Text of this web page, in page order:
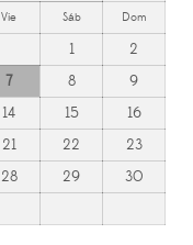
Vie Sáb Dom
1
2
7 8
9
14 15
16
21 22
23
28 29
30